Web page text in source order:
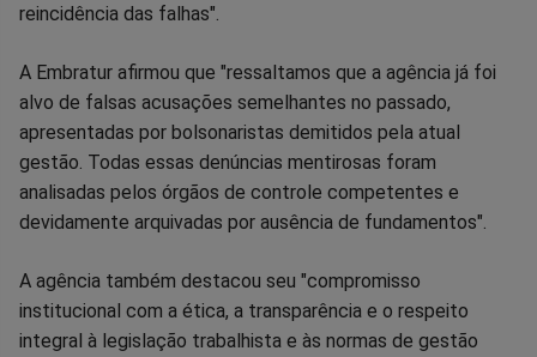
reincidência das falhas".
A Embratur afirmou que "ressaltamos que a agência já foi
alvo de falsas acusações semelhantes no passado,
apresentadas por bolsonaristas demitidos pela atual
gestão. Todas essas denúncias mentirosas foram
analisadas pelos órgãos de controle competentes e
devidamente arquivadas por ausência de fundamentos".
A agência também destacou seu "compromisso
institucional com a ética, a transparência e o respeito
integral à legislação trabalhista e às normas de gestão